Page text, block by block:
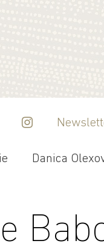
Danica